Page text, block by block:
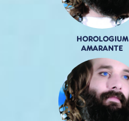
HOROLOGIUM
AMARANTE